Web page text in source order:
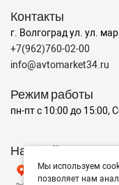
Контакты
г. Волгоград ул. ул.
+7(962)760-02-00
info@avtomarket34.ru
Режим работы
пн-пт с 10:00 до 15:00,
Наш рейтинг на
Мы используем
позволяет нам